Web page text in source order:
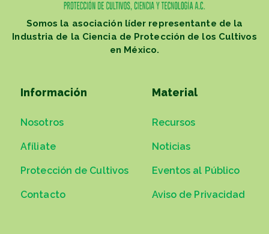
Somos la asociación líder representante de la
Industria de la Ciencia de Protección de los Cultivos
en México.
Información
Nosotros
Afíliate
Protección de Cultivos
Contacto
Material
Recursos
Noticias
Eventos al Público
Aviso de Privacidad